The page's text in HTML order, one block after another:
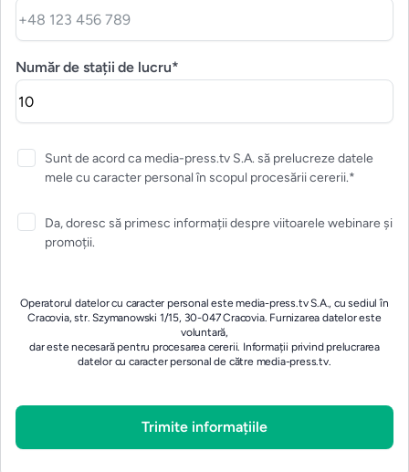
Număr de stații de lucru*
Sunt de acord ca media-press.tv S.A. să prelucreze datele
mele cu caracter personal în scopul procesării cererii.*
Da, doresc să primesc informații despre viitoarele webinare și
promoții.
Operatorul datelor cu caracter personal este media-press.tv S.A., cu sediul în
Cracovia, str. Szymanowski 1/15, 30-047 Cracovia. Furnizarea datelor este
voluntară,
dar este necesară pentru procesarea cererii. Informații privind prelucrarea
datelor cu caracter personal de către media-press.tv.